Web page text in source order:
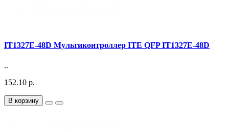
IT1327E-48D Мультиконтроллер ITE QFP IT1327E-48D
..
152.10 р.
В корзину